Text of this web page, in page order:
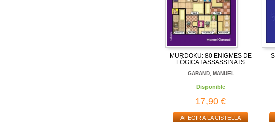
MURDOKU: 80 ENIGMES DE
LÒGICA I ASSASSINATS
GARAND, MANUEL
Disponible
17,90 €
AFEGIR A LA CISTELLA